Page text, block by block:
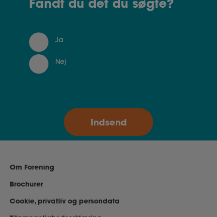
mindst én gang årligt.
Ja
Nej
Om Forening
Brochurer
Cookie, privatliv og persondata